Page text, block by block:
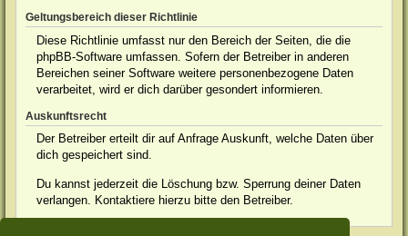
Geltungsbereich dieser Richtlinie
Diese Richtlinie umfasst nur den Bereich der Seiten, die die
phpBB-Software umfassen. Sofern der Betreiber in anderen
Bereichen seiner Software weitere personenbezogene Daten
verarbeitet, wird er dich darüber gesondert informieren.
Auskunftsrecht
Der Betreiber erteilt dir auf Anfrage Auskunft, welche Daten über
dich gespeichert sind.
Du kannst jederzeit die Löschung bzw. Sperrung deiner Daten
verlangen. Kontaktiere hierzu bitte den Betreiber.